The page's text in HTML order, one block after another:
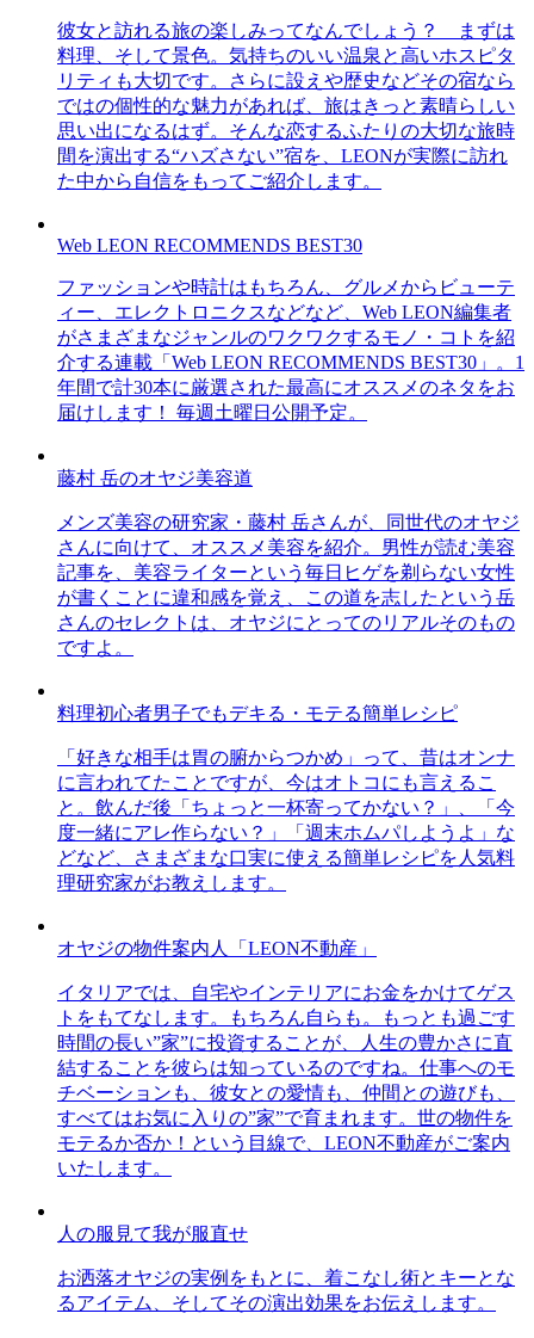
彼女と訪れる旅の楽しみってなんでしょう？ まずは
料理、そして景色。気持ちのいい温泉と高いホスピタ
リティも大切です。さらに設えや歴史などその宿なら
ではの個性的な魅力があれば、旅はきっと素晴らしい
思い出になるはず。そんな恋するふたりの大切な旅時
間を演出する“ハズさない”宿を、LEONが実際に訪れ
た中から自信をもってご紹介します。
Web LEON RECOMMENDS BEST30
ファッションや時計はもちろん、グルメからビューテ
ィー、エレクトロニクスなどなど、Web LEON編集者
がさまざまなジャンルのワクワクするモノ・コトを紹
介する連載「Web LEON RECOMMENDS BEST30」。1
年間で計30本に厳選された最高にオススメのネタをお
届けします！ 毎週土曜日公開予定。
藤村 岳のオヤジ美容道
メンズ美容の研究家・藤村 岳さんが、同世代のオヤジ
さんに向けて、オススメ美容を紹介。男性が読む美容
記事を、美容ライターという毎日ヒゲを剃らない女性
が書くことに違和感を覚え、この道を志したという岳
さんのセレクトは、オヤジにとってのリアルそのもの
ですよ。
料理初心者男子でもデキる・モテる簡単レシピ
「好きな相手は胃の腑からつかめ」って、昔はオンナ
に言われてたことですが、今はオトコにも言えるこ
と。飲んだ後「ちょっと一杯寄ってかない？」、「今
度一緒にアレ作らない？」「週末ホムパしようよ」な
どなど、さまざまな口実に使える簡単レシピを人気料
理研究家がお教えします。
オヤジの物件案内人「LEON不動産」
イタリアでは、自宅やインテリアにお金をかけてゲス
トをもてなします。もちろん自らも。もっとも過ごす
時間の長い”家”に投資することが、人生の豊かさに直
結することを彼らは知っているのですね。仕事へのモ
チベーションも、彼女との愛情も、仲間との遊びも、
すべてはお気に入りの”家”で育まれます。世の物件を
モテるか否か！という目線で、LEON不動産がご案内
いたします。
人の服見て我が服直せ
お洒落オヤジの実例をもとに、着こなし術とキーとな
るアイテム、そしてその演出効果をお伝えします。